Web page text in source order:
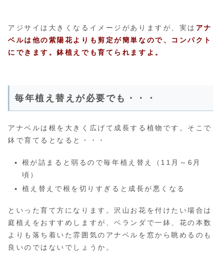
アジサイは大きくなるイメージがありますが、実は アナ
ベルは他の紫陽花よりも剪定が簡単なので、コンパクト
にできます。鉢植えでも育てられますよ。
毎年植え替えが必要でも・・・
アナベルは根を大きく広げて成長する植物です。そこで
鉢で育てるとなると・・・
根が詰まると弱るので毎年植え替え（11月～6月
頃）
植え替えで根を切りすぎると成長が悪くなる
といった育て方になります。沢山お花を付けたい場合は
庭植えをおすすめしますが、ベランダで一鉢、花の本数
よりも落ち着いた雰囲気のアナベルを窓から眺めるのも
良いのではないでしょうか。